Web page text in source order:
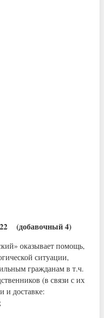
(добавочный 4)
оказывает помощь,
ситуации,
гражданам в т.ч.
(в связи с их
и доставке: